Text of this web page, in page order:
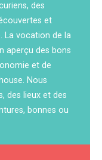
des
et
La vocation de la
aperçu des bons
et de
Nous
des lieux et des
bonnes ou